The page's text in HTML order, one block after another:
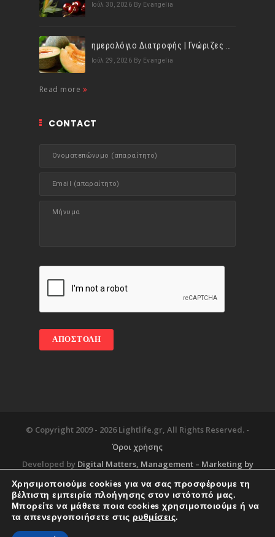
Ιούλ 30, 2026 By Evangelia
Ιούλ 29, 2026 By Evangelia
Read more
CONTACT
© Copyright 2009 - 2026 Lightlife.gr, All Rights Reserved. -
Όροι χρήσης
Developed by Digital Matters, Management – Marketing by
Blog About Services
Corporate Support
Χρησιμοποιούμε cookies για να σας προσφέρουμε τη
βέλτιστη εμπειρία πλοήγησης στον ιστότοπό μας.
Μπορείτε να μάθετε ποια cookies χρησιμοποιούμε ή να
τα απενεργοποιήσετε στις ρυθμίσεις.